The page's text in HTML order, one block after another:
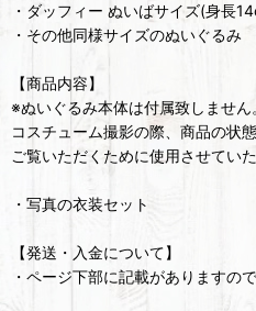
・ダッフィー ぬいばサイズ(身長
・その他同様サイズのぬいぐるみ
【商品内容】
※ぬいぐるみ本体は付属致しません
コスチューム撮影の際、商品の状
ご覧いただくために使用させてい
・写真の衣装セット
【発送・入金について】
・ページ下部に記載がありますの